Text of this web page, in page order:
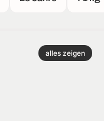
alles zeigen